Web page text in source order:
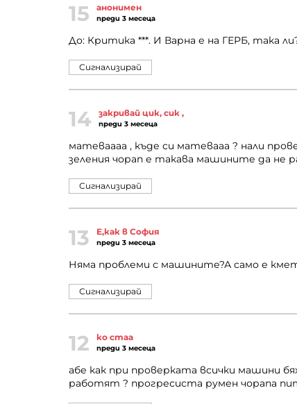
15 анонимен
преди 3 месеца
До: Критика ***. И Варна е на ГЕРБ, така
Сигнализирай
14 закривай цик, сик ,
преди 3 месеца
матеваааа , къде си матевааа ? нали
зеления чорап е такава машините да не
Сигнализирай
13 Е,как в София
преди 3 месеца
Няма проблеми с машините?А само е
Сигнализирай
12 ко стаа
преди 3 месеца
абе как при проверката всички машини
работят ? прогресиста румен чорапа